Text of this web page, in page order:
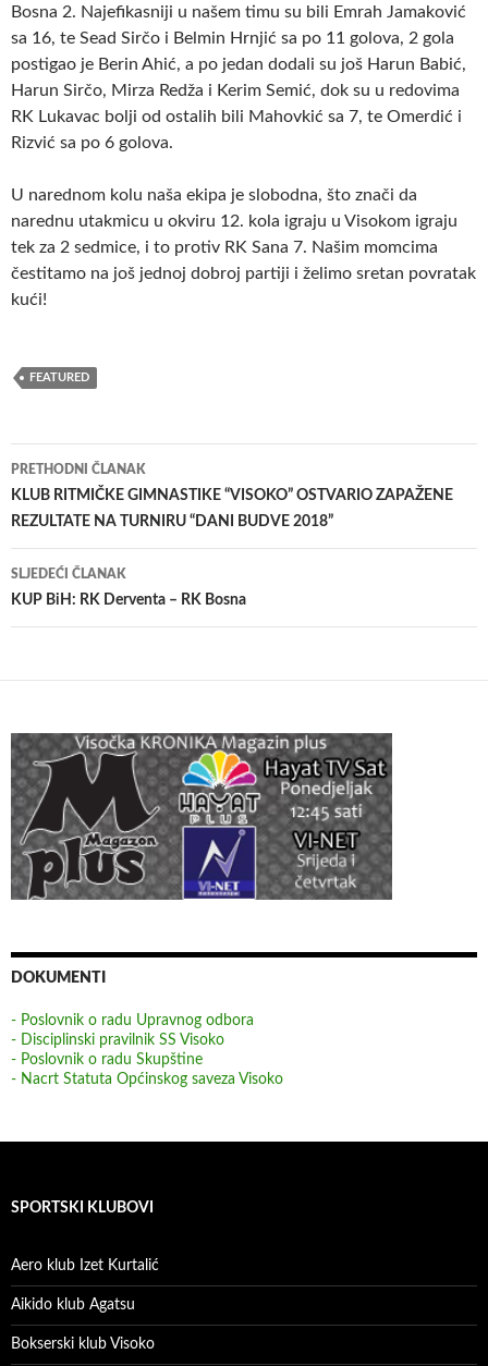
Bosna 2. Najefikasniji u našem timu su bili Emrah Jamaković
sa 16, te Sead Sirčo i Belmin Hrnjić sa po 11 golova, 2 gola
postigao je Berin Ahić, a po jedan dodali su još Harun Babić,
Harun Sirčo, Mirza Redža i Kerim Semić, dok su u redovima
RK Lukavac bolji od ostalih bili Mahovkić sa 7, te Omerdić i
Rizvić sa po 6 golova.
U narednom kolu naša ekipa je slobodna, što znači da
narednu utakmicu u okviru 12. kola igraju u Visokom igraju
tek za 2 sedmice, i to protiv RK Sana 7. Našim momcima
čestitamo na još jednoj dobroj partiji i želimo sretan povratak
kući!
FEATURED
Navigacija
članaka
PRETHODNI ČLANAK
KLUB RITMIČKE GIMNASTIKE “VISOKO” OSTVARIO ZAPAŽENE
REZULTATE NA TURNIRU “DANI BUDVE 2018”
SLJEDEĆI ČLANAK
KUP BiH: RK Derventa – RK Bosna
DOKUMENTI
- Poslovnik o radu Upravnog odbora
- Disciplinski pravilnik SS Visoko
- Poslovnik o radu Skupštine
- Nacrt Statuta Općinskog saveza Visoko
SPORTSKI KLUBOVI
Aero klub Izet Kurtalić
Aikido klub Agatsu
Bokserski klub Visoko